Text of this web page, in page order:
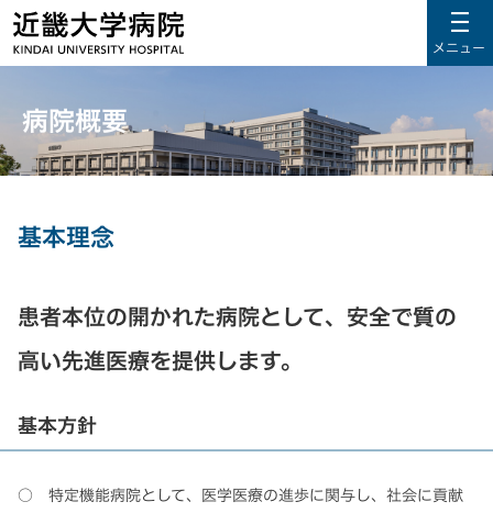
メニュー
病院概要
基本理念
患者本位の開かれた病院として、安全で質の
高い先進医療を提供します。
基本方針
特定機能病院として、医学医療の進歩に関与し、社会に貢献